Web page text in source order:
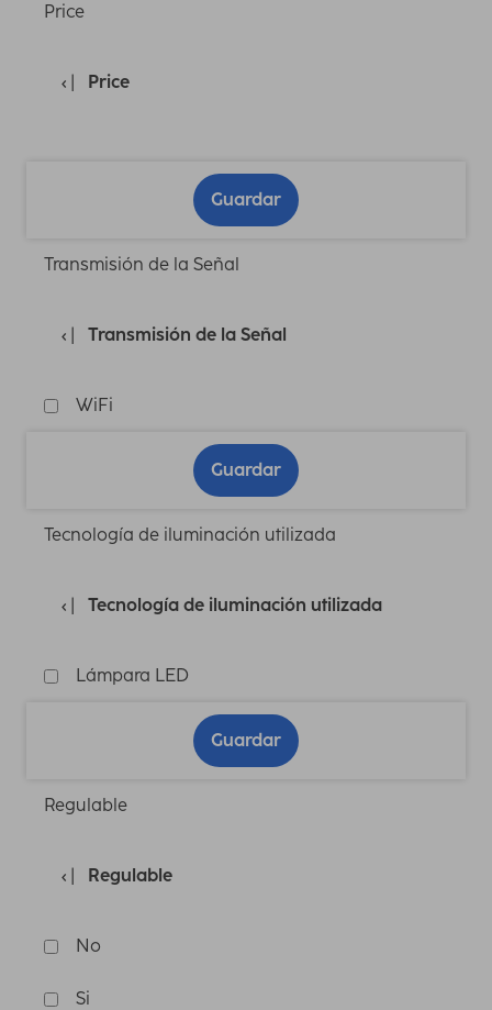
Price
Price
Guardar
Transmisión de la Señal
Transmisión de la Señal
WiFi
Guardar
Tecnología de iluminación utilizada
Tecnología de iluminación utilizada
Lámpara LED
Guardar
Regulable
Regulable
No
Si